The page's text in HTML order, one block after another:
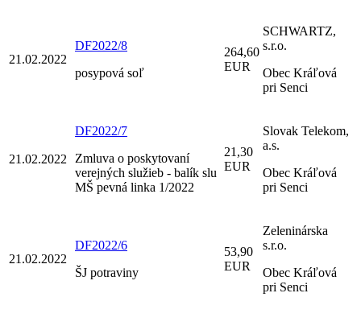
21.02.2022
DF2022/8
posypová soľ
264,60
EUR
SCHWARTZ,
s.r.o.
Obec Kráľová
pri Senci
21.02.2022
DF2022/7
Zmluva o poskytovaní
verejných služieb - balík slu
MŠ pevná linka 1/2022
21,30
EUR
Slovak Telekom,
a.s.
Obec Kráľová
pri Senci
21.02.2022
DF2022/6
ŠJ potraviny
53,90
EUR
Zeleninárska
s.r.o.
Obec Kráľová
pri Senci